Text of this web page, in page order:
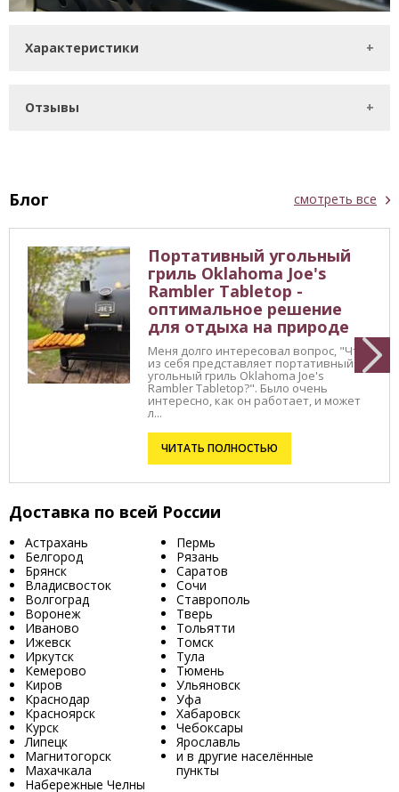
Характеристики
Отзывы
Блог смотреть все
Портативный угольный
гриль Oklahoma Joe's
Rambler Tabletop -
оптимальное решение
для отдыха на природе
Меня долго интересовал вопрос, "Что
из себя представляет портативный
угольный гриль Oklahoma Joe's
Rambler Tabletop?". Было очень
интересно, как он работает, и может
л...
ЧИТАТЬ ПОЛНОСТЬЮ
Доставка по всей России
Астрахань
Белгород
Брянск
Владисвосток
Волгоград
Воронеж
Иваново
Ижевск
Иркутск
Кемерово
Киров
Краснодар
Красноярск
Курск
Липецк
Магнитогорск
Махачкала
Набережные Челны
Пермь
Рязань
Саратов
Сочи
Ставрополь
Тверь
Тольятти
Томск
Тула
Тюмень
Ульяновск
Уфа
Хабаровск
Чебоксары
Ярославль
и в другие населённые
пункты